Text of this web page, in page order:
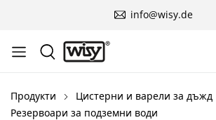
info@wisy.de
Продукти Цистерни и варели за дъжд
Резервоари за подземни води